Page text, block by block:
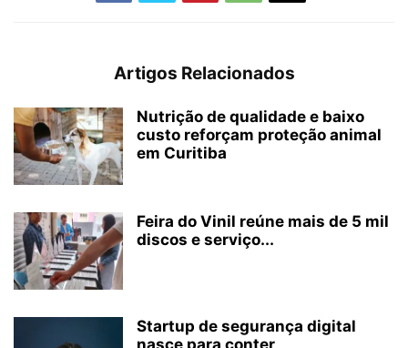
Artigos Relacionados
Nutrição de qualidade e baixo
custo reforçam proteção animal
em Curitiba
Feira do Vinil reúne mais de 5 mil
discos e serviço...
Startup de segurança digital